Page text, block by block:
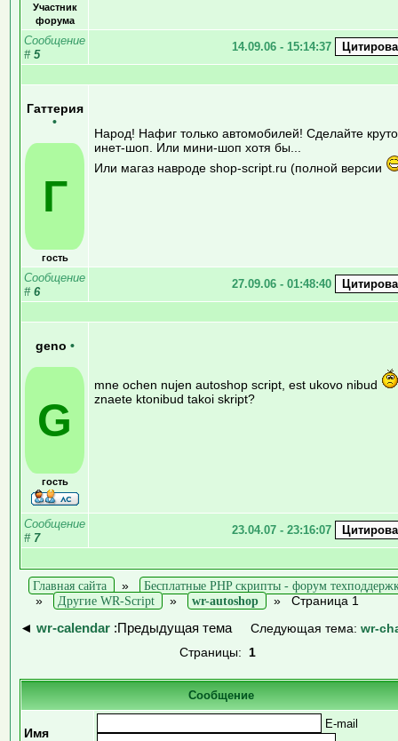
Участник
форума
Сообщение
# 5
14.09.06 - 15:14:37
Гаттерия
•
Г
гость
Народ! Нафиг только автомобилей! Сделайте
инет-шоп. Или мини-шоп хотя бы...
Или магаз навроде shop-script.ru (полной версии
Сообщение
# 6
27.09.06 - 01:48:40
geno •
G
гость
mne ochen nujen autoshop script, est ukovo nibud
znaete ktonibud takoi skript?
Сообщение
# 7
23.04.07 - 23:16:07
Главная сайта »
Бесплатные PHP скрипты - форум
»
Другие WR-Script » wr-autoshop » Страница 1
◄ wr-calendar :Предыдущая тема Следующая тема: wr-
Страницы: 1
Сообщение
Имя
E-mail